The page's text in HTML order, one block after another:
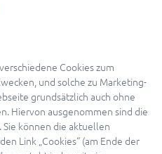
anmelden
with Google
that you accept ourTerms of
Cookies zum
und solche zu Marketing-
grundsätzlich auch ohne
Hiervon ausgenommen sind die
können die aktuellen
Link „Cookies“ (am Ende der